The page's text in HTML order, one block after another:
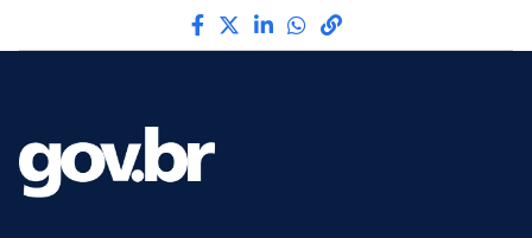
Compartilhe por Facebook
Compartilhe por Twitter
Compartilhe por
Compartilhe por
link para Copiar